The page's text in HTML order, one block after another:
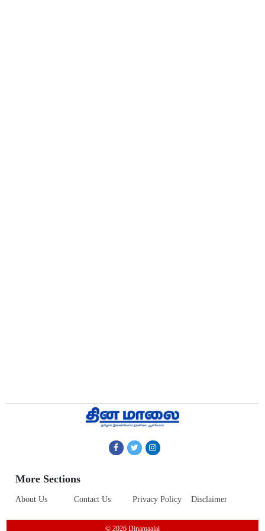
More Sections
About Us Contact Us Privacy Policy Disclaimer
© 2026 Dinamaalai